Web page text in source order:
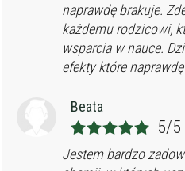
naprawdę brakuje.
każdemu rodzicowi,
wsparcia w nauce.
efekty które
Beata
5/5
Jestem bardzo